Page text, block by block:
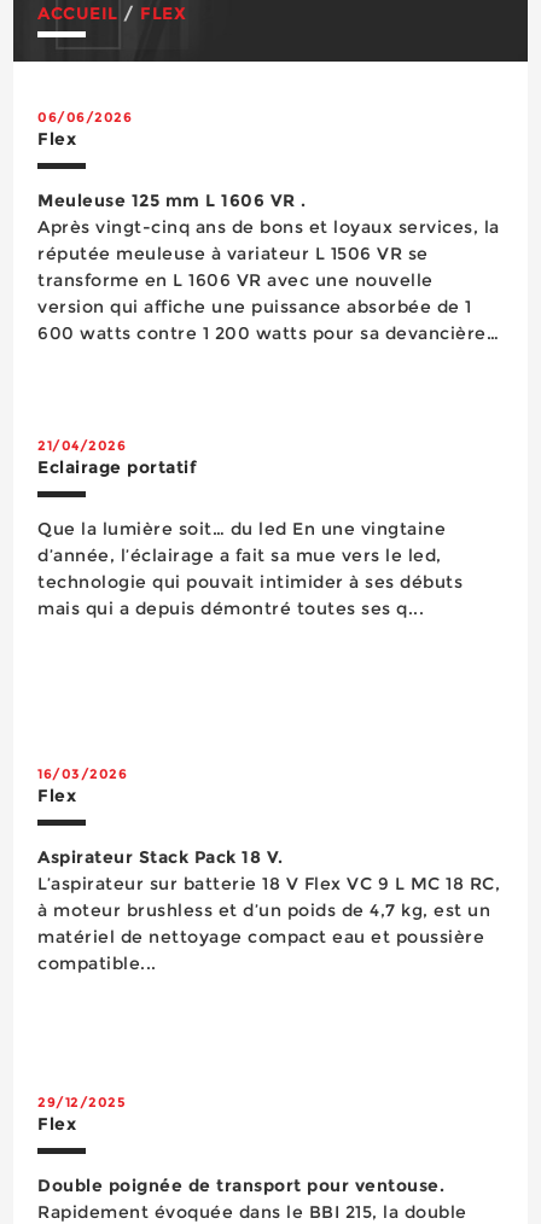
ACCUEIL / FLEX
06/06/2026
Flex
Meuleuse 125 mm L 1606 VR .
Après vingt-cinq ans de bons et loyaux services, la
réputée meuleuse à variateur L 1506 VR se
transforme en L 1606 VR avec une nouvelle
version qui affiche une puissance absorbée de 1
600 watts contre 1 200 watts pour sa devancière,
21/04/2026
Eclairage portatif
Que la lumière soit… du led En une vingtaine
d’année, l’éclairage a fait sa mue vers le led,
technologie qui pouvait intimider à ses débuts
mais qui a depuis démontré toutes ses q...
16/03/2026
Flex
Aspirateur Stack Pack 18 V.
L’aspirateur sur batterie 18 V Flex VC 9 L MC 18 RC,
à moteur brushless et d’un poids de 4,7 kg, est un
matériel de nettoyage compact eau et poussière
compatible...
29/12/2025
Flex
Double poignée de transport pour ventouse.
Rapidement évoquée dans le BBI 215, la double